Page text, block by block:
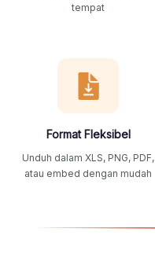
tempat
Format Fleksibel
Unduh dalam XLS, PNG, PDF,
atau embed dengan mudah